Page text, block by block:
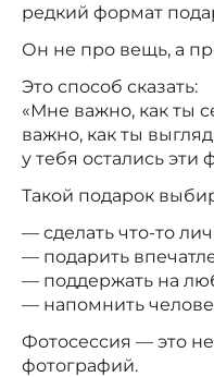
редкий формат
Он не про вещь, а
Это способ сказать:
«Мне важно, как ты
важно, как ты
у тебя остались эти
Такой подарок
— сделать что-то
— подарить
— поддержать на
— напомнить
Фотосессия — это не
фотографий.